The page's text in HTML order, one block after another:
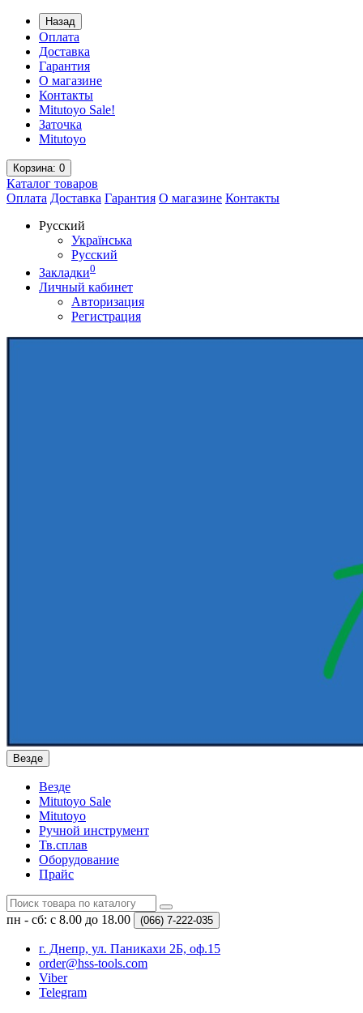
Назад
Оплата
Доставка
Гарантия
О магазине
Контакты
Mitutoyo Sale!
Заточка
Mitutoyo
Корзина: 0
Каталог товаров
Оплата Доставка Гарантия О магазине Контакты
Русский
Українська
Русский
Закладки0
Личный кабинет
Авторизация
Регистрация
Везде
Везде
Mitutoyo Sale
Mitutoyo
Ручной инструмент
Тв.сплав
Оборудование
Прайс
пн - сб: с 8.00 до 18.00 (066) 7-222-035
г. Днепр, ул. Паникахи 2Б, оф.15
order@hss-tools.com
Viber
Telegram